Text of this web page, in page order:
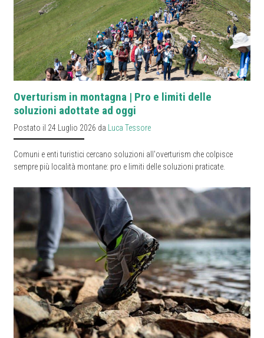
Overturism in montagna | Pro e limiti delle
soluzioni adottate ad oggi
Postato il 24 Luglio 2026 da Luca Tessore
Comuni e enti turistici cercano soluzioni all'overturism che colpisce
sempre più località montane: pro e limiti delle soluzioni praticate.